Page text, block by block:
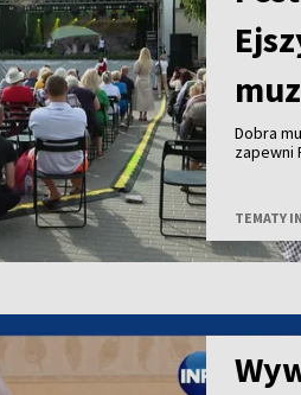
Dobra
zapewni
TEMATY